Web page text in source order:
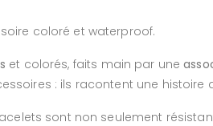
coloré et waterproof.
et colorés, faits main par une
: ils racontent une histoire
sont non seulement